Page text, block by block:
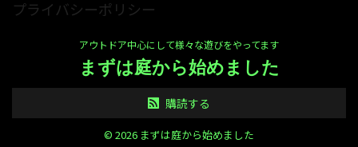
プライバシーポリシー
アウトドア中心にして様々な遊びをやってます
まずは庭から始めました
購読する
© 2026 まずは庭から始めました